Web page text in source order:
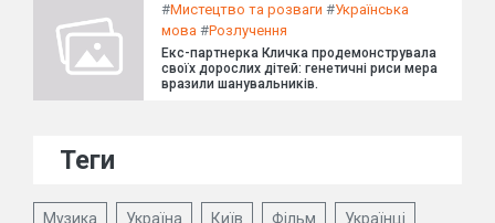
#Мистецтво та розваги #Українська
мова #Розлучення
Екс-партнерка Кличка продемонструвала
своїх дорослих дітей: генетичні риси мера
вразили шанувальників.
Теги
Музика Україна Київ Фільм Українці